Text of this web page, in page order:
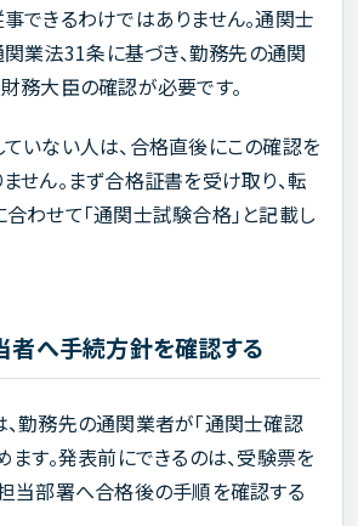
できるわけではありません。通関士
関業法31条に基づき、勤務先の通関
務大臣の確認が必要です。
いない人は、合格直後にこの確認を
せん。まず合格証書を受け取り、転
わせて「通関士試験合格」と記載し
者へ手続方針を確認する
勤務先の通関業者が「通関士確認
ます。発表前にできるのは、受験票を
当部署へ合格後の手順を確認する